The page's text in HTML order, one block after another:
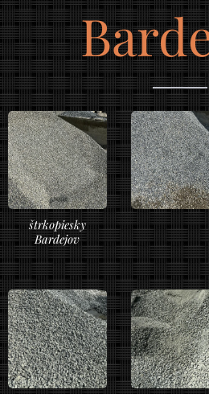
štrkopiesky
Bardejov